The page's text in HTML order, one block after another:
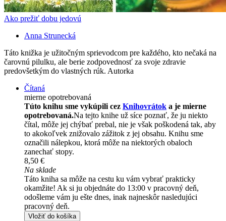
Ako prežiť dobu jedovú
Anna Strunecká
Táto knižka je užitočným sprievodcom pre každého, kto nečaká na
čarovnú pilulku, ale berie zodpovednosť za svoje zdravie
predovšetkým do vlastných rúk. Autorka
Čítaná
mierne opotrebovaná
Túto knihu sme vykúpili cez Knihovrátok a je mierne
opotrebovaná.Na tejto knihe už síce poznať, že ju niekto
čítal, môže jej chýbať prebal, nie je však poškodená tak, aby
to akokoľvek znižovalo zážitok z jej obsahu. Knihu sme
označili nálepkou, ktorá môže na niektorých obaloch
zanechať stopy.
8,50 €
Na sklade
Táto kniha sa môže na cestu ku vám vybrať prakticky
okamžite! Ak si ju objednáte do 13:00 v pracovný deň,
odošleme vám ju ešte dnes, inak najneskôr nasledujúci
pracovný deň.
Vložiť do košíka